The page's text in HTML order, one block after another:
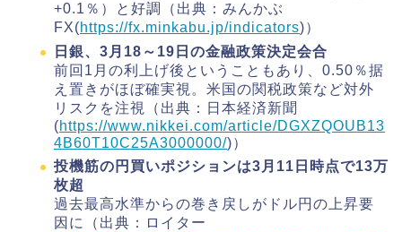
+0.1％）と好調（出典：みんかぶ
FX(https://fx.minkabu.jp/indicators)）
日銀、3月18～19日の金融政策決定会合
前回1月の利上げ後ということもあり、0.50％据
え置きがほぼ確実視。米国の関税政策など対外
リスクを注視（出典：日本経済新聞
(https://www.nikkei.com/article/DGXZQOUB13
4B60T10C25A3000000/)）
投機筋の円買いポジションは3月11日時点で13万
枚超
過去最高水準からの巻き戻しがドル円の上昇要
因に（出典：ロイター